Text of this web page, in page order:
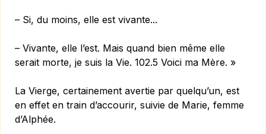
– Si, du moins, elle est vivante...
– Vivante, elle l’est. Mais quand bien même elle
serait morte, je suis la Vie. 102.5 Voici ma Mère. »
La Vierge, certainement avertie par quelqu’un, est
en effet en train d’accourir, suivie de Marie, femme
d’Alphée.